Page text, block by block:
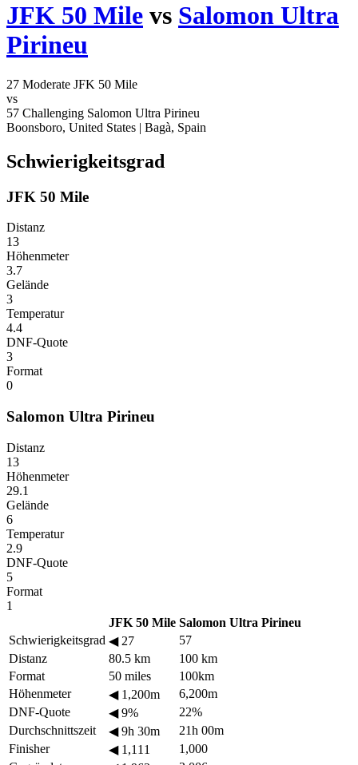
JFK 50 Mile vs Salomon Ultra
Pirineu
27 Moderate JFK 50 Mile
vs
57 Challenging Salomon Ultra Pirineu
Boonsboro, United States | Bagà, Spain
Schwierigkeitsgrad
JFK 50 Mile
Distanz
13
Höhenmeter
3.7
Gelände
3
Temperatur
4.4
DNF-Quote
3
Format
0
Salomon Ultra Pirineu
Distanz
13
Höhenmeter
29.1
Gelände
6
Temperatur
2.9
DNF-Quote
5
Format
1
JFK 50 Mile Salomon Ultra Pirineu
Schwierigkeitsgrad ◀27
57
Distanz
80.5 km
100 km
Format
50 miles
100km
Höhenmeter
◀1,200m
6,200m
DNF-Quote
◀9%
22%
Durchschnittszeit
◀9h 30m
21h 00m
Finisher
◀1,111
1,000